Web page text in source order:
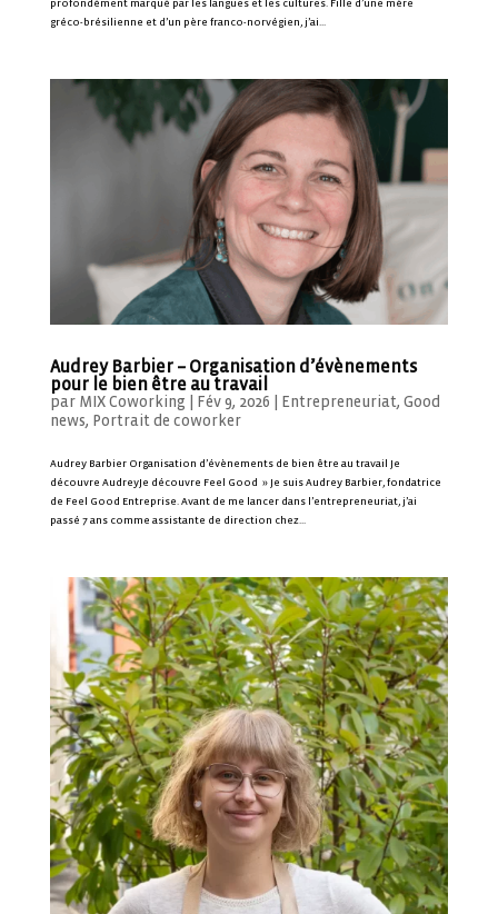
profondément marqué par les langues et les cultures. Fille d’une mère
gréco-brésilienne et d’un père franco-norvégien, j’ai...
Audrey Barbier – Organisation d’évènements
pour le bien être au travail
par MIX Coworking Fév 9, 2026 Entrepreneuriat, Good
news, Portrait de coworker
Audrey Barbier Organisation d’évènements de bien être au travail Je
découvre AudreyJe découvre Feel Good » Je suis Audrey Barbier, fondatrice
de Feel Good Entreprise. Avant de me lancer dans l’entrepreneuriat, j’ai
passé 7 ans comme assistante de direction chez...